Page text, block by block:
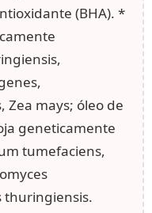
(BHA). *
mays; óleo de
geneticamente
tumefaciens,
thuringiensis.